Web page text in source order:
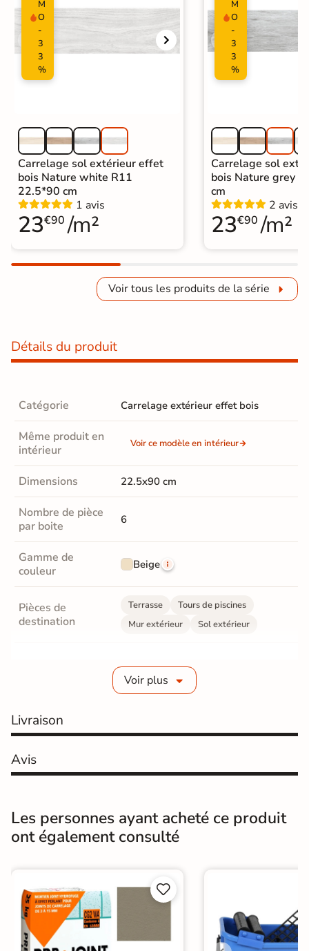
M
O
-
3
3
%
Carrelage sol extérieur effet
bois Nature white R11
22.5*90 cm
1 avis
23€90 /m²
M
O
-
3
3
%
Carrelage sol
bois Nature grey
cm
2 avis
23€90 /m²
Voir tous les produits de la série
Détails du produit
Catégorie Carrelage extérieur effet bois
Même produit en
intérieur
Voir ce modèle en intérieur
Dimensions 22.5x90 cm
Nombre de pièce
par boite
6
Gamme de
couleur
Beige
Pièces de
destination
Terrasse
Tours de piscines
Mur extérieur
Sol extérieur
9 mm
Coefficient
antidérapant
Résistance à
l'usure
Gr4 - Très résistant
Non-rectifié
Finition Mate
Surface
Antidérapante et structurée
Nombres de
tampons
Voir plus
Livraison
Avis
Les personnes ayant acheté ce produit
ont également consulté

